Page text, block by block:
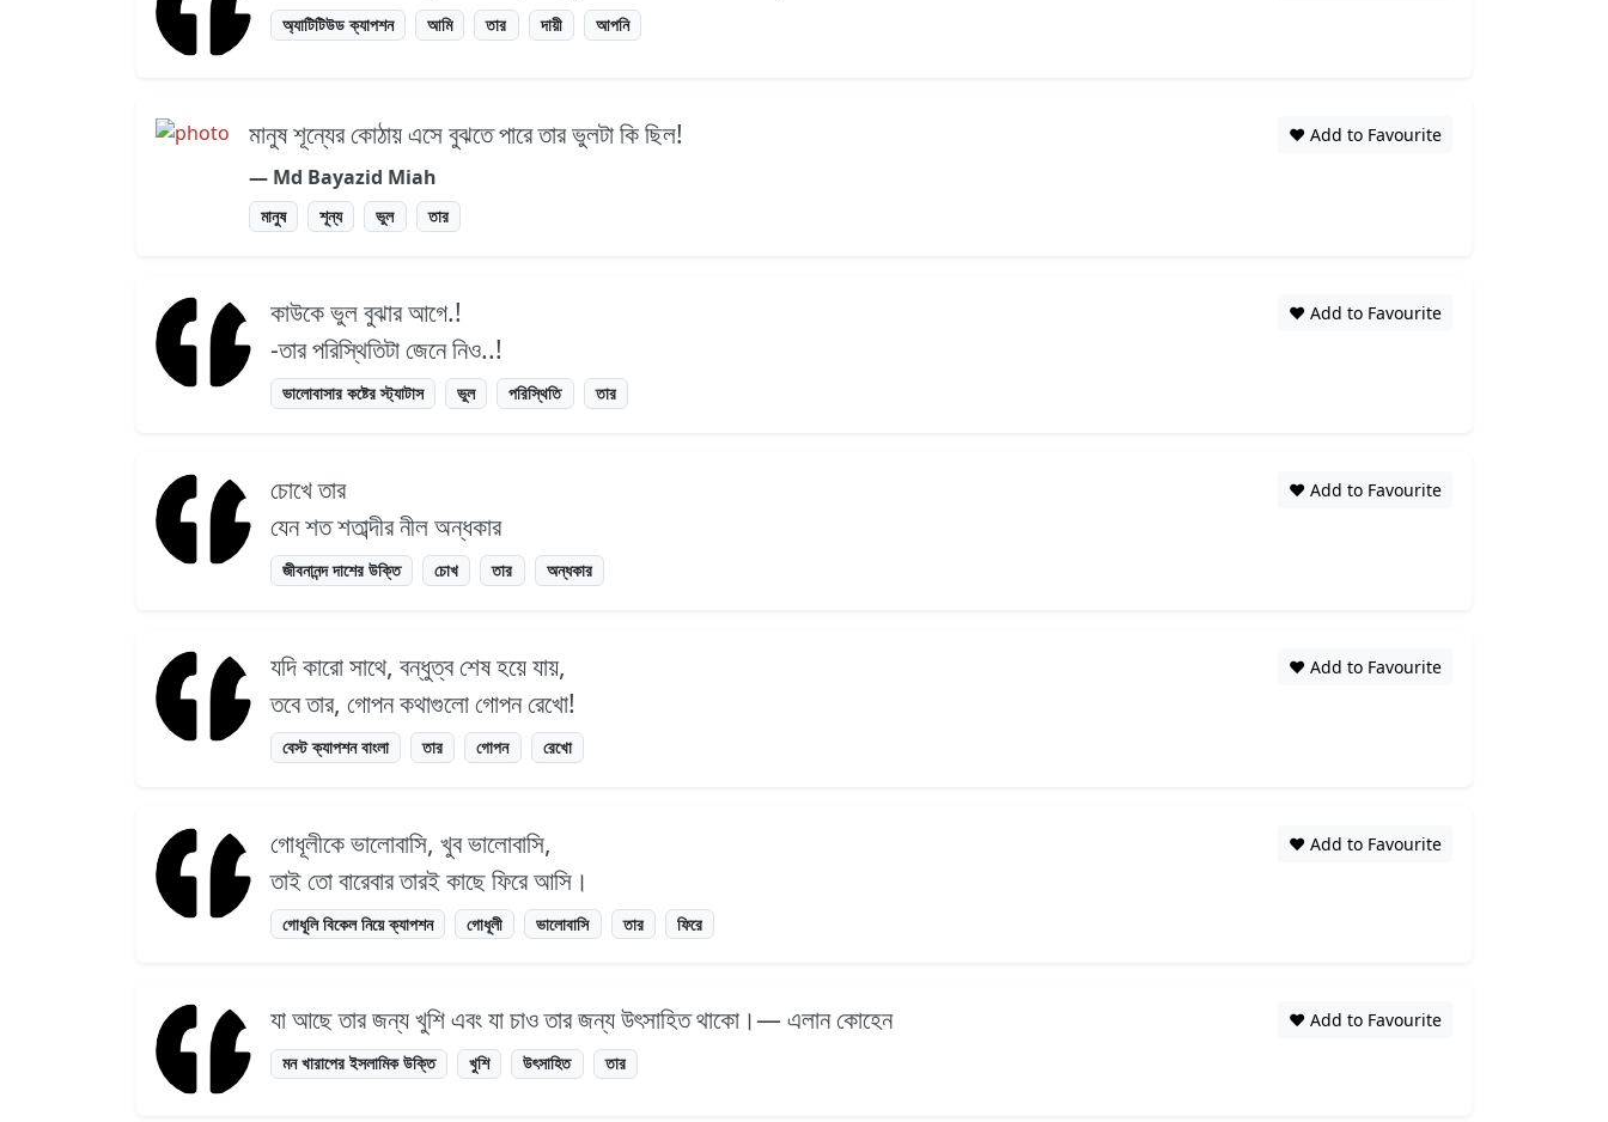
অ্যাটিটিউড ক্যাপশন আমি তার দায়ী আপনি
মানুষ শূন্যের কোঠায় এসে বুঝতে পারে তার ভুলটা কি ছিল!
― Md Bayazid Miah
মানুষ শূন্য ভুল তার
❤️ Add to Favourite
কাউকে ভুল বুঝার আগে.!
-তার পরিস্থিতিটা জেনে নিও..!
ভালোবাসার কষ্টের স্ট্যাটাস ভুল পরিস্থিতি তার
❤️ Add to Favourite
চোখে তার
যেন শত শতাব্দীর নীল অন্ধকার
জীবনানন্দ দাশের উক্তি চোখ তার অন্ধকার
❤️ Add to Favourite
যদি কারো সাথে, বন্ধুত্ব শেষ হয়ে যায়,
তবে তার, গোপন কথাগুলো গোপন রেখো!
বেস্ট ক্যাপশন বাংলা তার গোপন রেখো
❤️ Add to Favourite
গোধূলীকে ভালোবাসি, খুব ভালোবাসি,
তাই তো বারেবার তারই কাছে ফিরে আসি।
গোধূলি বিকেল নিয়ে ক্যাপশন গোধূলী ভালোবাসি তার ফিরে
❤️ Add to Favourite
যা আছে তার জন্য খুশি এবং যা চাও তার জন্য উৎসাহিত থাকো।— এলান কোহেন
মন খারাপের ইসলামিক উক্তি খুশি উৎসাহিত তার
❤️ Add to Favourite